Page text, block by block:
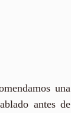
una
antes de